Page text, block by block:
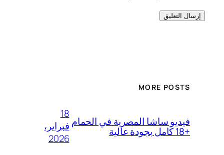
MORE POSTS
فيديو ساشا المصرية في الحمام
+18 كامل بجودة عالية
18
فبراير،
2026